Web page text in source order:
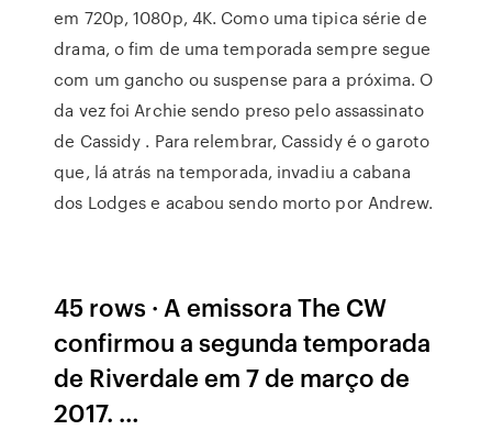
em 720p, 1080p, 4K. Como uma tipica série de
drama, o fim de uma temporada sempre segue
com um gancho ou suspense para a próxima. O
da vez foi Archie sendo preso pelo assassinato
de Cassidy . Para relembrar, Cassidy é o garoto
que, lá atrás na temporada, invadiu a cabana
dos Lodges e acabou sendo morto por Andrew.
45 rows · A emissora The CW
confirmou a segunda temporada
de Riverdale em 7 de março de
2017. …